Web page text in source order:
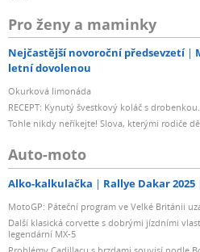
Pro ženy a maminky
Nejčastější novoroční předsevzetí
letní dovolenou
Okurková limonáda
RECEPT: Kynutý švestkový koláč s
Tohle nikdy neříkejte! Slova, kterými rodiče
Auto-moto
Alko-kalkulačka Rallye Dakar 2025
MotoGP: Páteční program ve Velké Británii
Další klasická corvette s dobrými jízdními
legendární MX-5